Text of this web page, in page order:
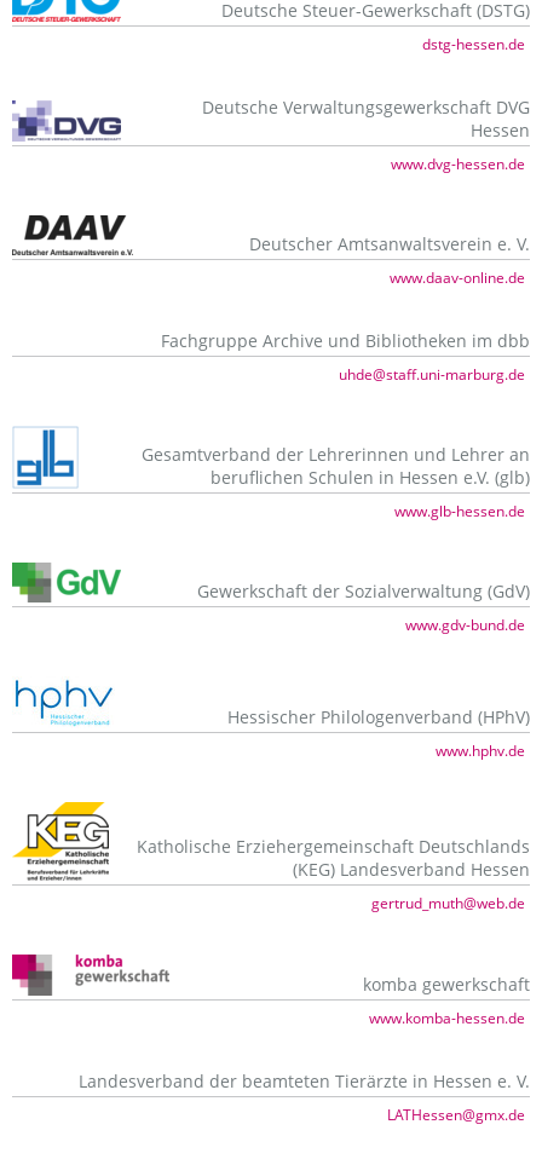
Deutsche Steuer-Gewerkschaft (DSTG)
dstg-hessen.de
Deutsche Verwaltungsgewerkschaft DVG
Hessen
www.dvg-hessen.de
Deutscher Amtsanwaltsverein e. V.
www.daav-online.de
Fachgruppe Archive und Bibliotheken im dbb
uhde@staff.uni-marburg.de
Gesamtverband der Lehrerinnen und Lehrer an
beruflichen Schulen in Hessen e.V. (glb)
www.glb-hessen.de
Gewerkschaft der Sozialverwaltung (GdV)
www.gdv-bund.de
Hessischer Philologenverband (HPhV)
www.hphv.de
Katholische Erziehergemeinschaft Deutschlands
(KEG) Landesverband Hessen
gertrud_muth@web.de
komba gewerkschaft
www.komba-hessen.de
Landesverband der beamteten Tierärzte in Hessen e. V.
LATHessen@gmx.de